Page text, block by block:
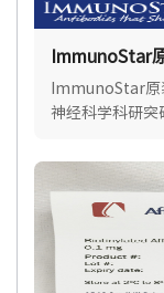
ImmunoStar
体
ImmunoStar原
神经科学科研突